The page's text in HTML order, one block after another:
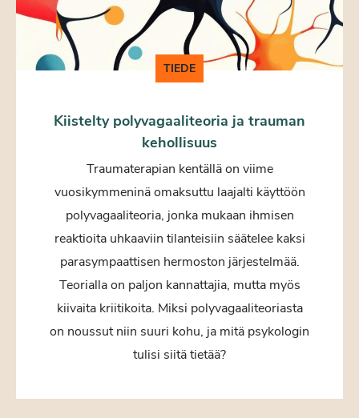
TIEDE
Kiistelty polyvagaaliteoria ja trauman
kehollisuus
Traumaterapian kentällä on viime
vuosikymmeninä omaksuttu laajalti käyttöön
polyvagaaliteoria, jonka mukaan ihmisen
reaktioita uhkaaviin tilanteisiin säätelee kaksi
parasympaattisen hermoston järjestelmää.
Teorialla on paljon kannattajia, mutta myös
kiivaita kriitikoita. Miksi polyvagaaliteoriasta
on noussut niin suuri kohu, ja mitä psykologin
tulisi siitä tietää?